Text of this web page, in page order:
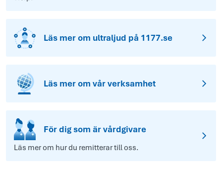
Läs mer om ultraljud på 1177.se
Läs mer om vår verksamhet
För dig som är vårdgivare
Läs mer om hur du remitterar till oss.